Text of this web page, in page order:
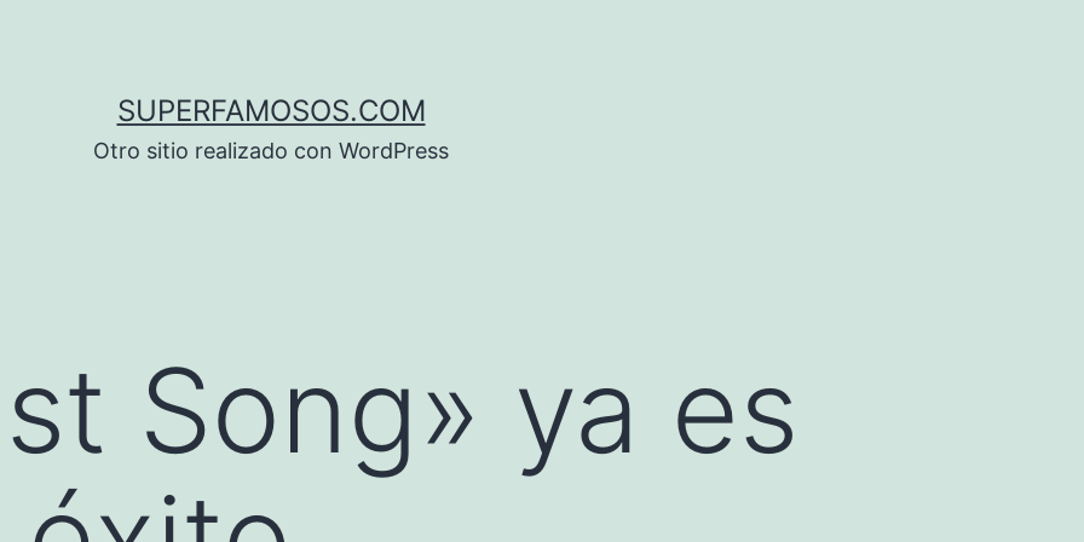
SUPERFAMOSOS.COM
Otro sitio realizado con WordPress
Song» ya es